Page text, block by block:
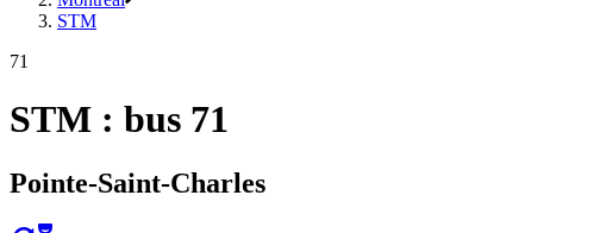
STM
71
STM : bus 71
Pointe-Saint-Charles